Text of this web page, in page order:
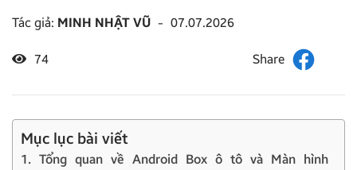
Tác giả: MINH NHẬT VŨ - 07.07.2026
74
Mục lục bài viết
1. Tổng quan về Android Box ô tô và Màn hình